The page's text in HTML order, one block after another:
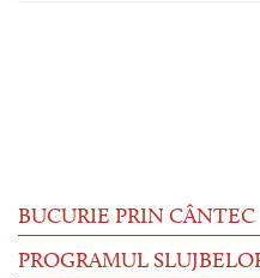
BUCURIE PRIN CÂNTEC
PROGRAMUL